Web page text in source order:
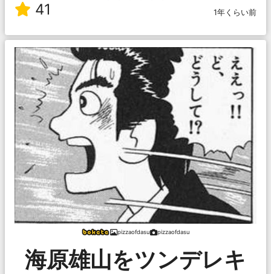
41 1年くらい前
pizzaofdasu pizzaofdasu
海原雄山をツンデレキ